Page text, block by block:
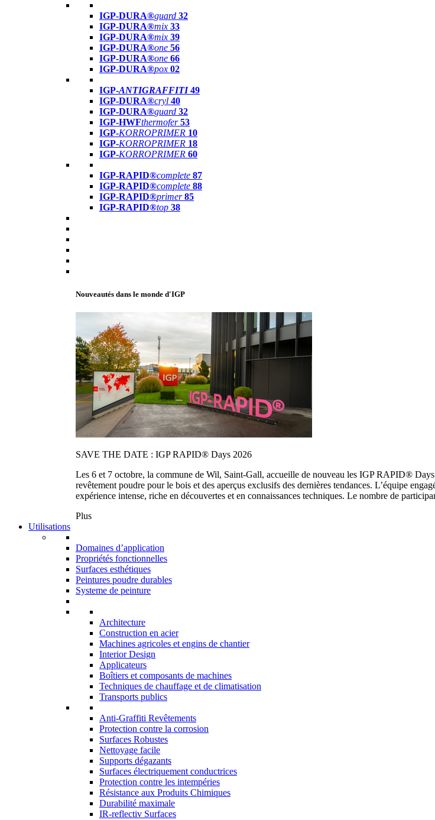
IGP-DURA®guard 32
IGP-DURA®mix 33
IGP-DURA®mix 39
IGP-DURA®one 56
IGP-DURA®one 66
IGP-DURA®pox 02
IGP-ANTIGRAFFITI49
IGP-DURA®cryl 40
IGP-DURA®guard 32
IGP-HWFthermofer 53
IGP-KORROPRIMER 10
IGP-KORROPRIMER 18
IGP-KORROPRIMER 60
IGP-RAPID®complete 87
IGP-RAPID®complete 88
IGP-RAPID®primer 85
IGP-RAPID®top 38
Nouveautés dans le monde d'IGP
SAVE THE DATE : IGP RAPID® Days 2026
Les 6 et 7 octobre, la commune de Wil, Saint-Gall, accueille de nouveau les IGP RAPID®
revêtement poudre pour le bois et des aperçus exclusifs des dernières tendances. L’équipe
expérience intense, riche en découvertes et en connaissances techniques. Le nombre de
Plus
Utilisations
Domaines d’application
Propriétés fonctionnelles
Surfaces esthétiques
Peintures poudre durables
Systeme de peinture
Architecture
Construction en acier
Machines agricoles et engins de chantier
Interior Design
Applicateurs
Boîtiers et composants de machines
Techniques de chauffage et de climatisation
Transports publics
Anti-Graffiti Revêtements
Protection contre la corrosion
Surfaces Robustes
Nettoyage facile
Supports dégazants
Surfaces électriquement conductrices
Protection contre les intempéries
Résistance aux Produits Chimiques
Durabilité maximale
IR-reflectiv Surfaces